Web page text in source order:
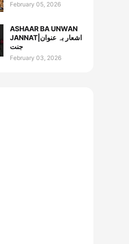
February 05, 2026
ASHAAR BA UNWAN
JANNAT|اشعار بہ عنوان
جنت
February 03, 2026